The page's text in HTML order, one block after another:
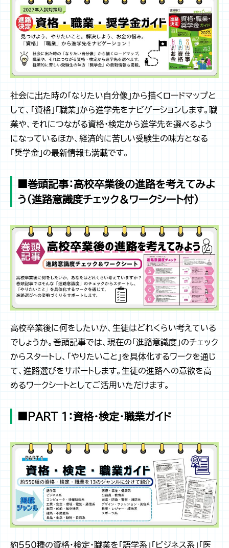
社会に出た時の「なりたい自分像」から描くロードマップと
して、「資格」「職業」から進学先をナビゲーションします。職
業や、それにつながる資格・検定から進学先を選べるよう
になっているほか、経済的に苦しい受験生の味方となる
「奨学金」の最新情報も満載です。
■巻頭記事：高校卒業後の進路を考えてみよ
う（進路意識度チェック＆ワークシート付）
高校卒業後に何をしたいか、生徒はどれくらい考えている
でしょうか。巻頭記事では、現在の「進路意識度」のチェック
からスタートし、「やりたいこと」を具体化するワークを通じ
て、進路選びをサポートします。生徒の進路への意欲を高
めるワークシートとしてご活用いただけます。
■PART 1：資格・検定・職業ガイド
約550種の資格・検定・職業を「語学系」「ビジネス系」「医